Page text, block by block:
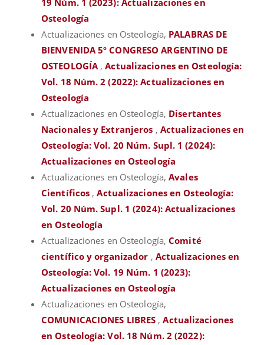
19 Núm. 1 (2023): Actualizaciones en
Osteología
Actualizaciones en Osteología, PALABRAS DE
BIENVENIDA 5º CONGRESO ARGENTINO DE
OSTEOLOGÍA ,Actualizaciones en Osteología:
Vol. 18 Núm. 2 (2022): Actualizaciones en
Osteología
Actualizaciones en Osteología, Disertantes
Nacionales y Extranjeros , Actualizaciones en
Osteología: Vol. 20 Núm. Supl. 1 (2024):
Actualizaciones en Osteología
Actualizaciones en Osteología,Avales
Científicos ,Actualizaciones en Osteología:
Vol. 20 Núm. Supl. 1 (2024): Actualizaciones
en Osteología
Actualizaciones en Osteología,Comité
científico y organizador , Actualizaciones en
Osteología: Vol. 19 Núm. 1 (2023):
Actualizaciones en Osteología
Actualizaciones en Osteología,
COMUNICACIONES LIBRES ,Actualizaciones
en Osteología: Vol. 18 Núm. 2 (2022):